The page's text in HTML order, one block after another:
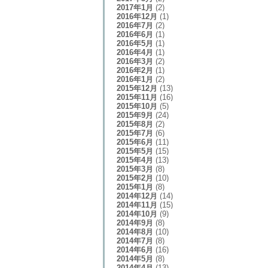
2017年1月 (2)
2016年12月 (1)
2016年7月 (2)
2016年6月 (1)
2016年5月 (1)
2016年4月 (1)
2016年3月 (2)
2016年2月 (1)
2016年1月 (2)
2015年12月 (13)
2015年11月 (16)
2015年10月 (5)
2015年9月 (24)
2015年8月 (2)
2015年7月 (6)
2015年6月 (11)
2015年5月 (15)
2015年4月 (13)
2015年3月 (8)
2015年2月 (10)
2015年1月 (8)
2014年12月 (14)
2014年11月 (15)
2014年10月 (9)
2014年9月 (8)
2014年8月 (10)
2014年7月 (8)
2014年6月 (16)
2014年5月 (8)